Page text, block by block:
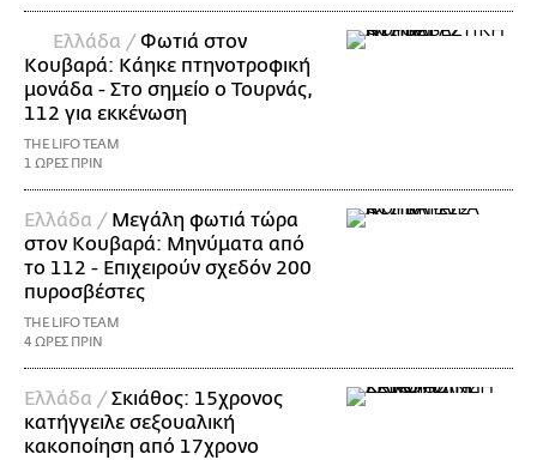
Ελλάδα /Φωτιά στον
Κουβαρά: Κάηκε πτηνοτροφική
μονάδα - Στο σημείο ο Τουρνάς,
112 για εκκένωση
THE LIFO TEAM
1 ΩΡΕΣ ΠΡΙΝ
Ελλάδα / Μεγάλη φωτιά τώρα
στον Κουβαρά: Μηνύματα από
το 112 - Επιχειρούν σχεδόν 200
πυροσβέστες
THE LIFO TEAM
4 ΩΡΕΣ ΠΡΙΝ
Ελλάδα /Σκιάθος: 15χρονος
κατήγγειλε σεξουαλική
κακοποίηση από 17χρονο